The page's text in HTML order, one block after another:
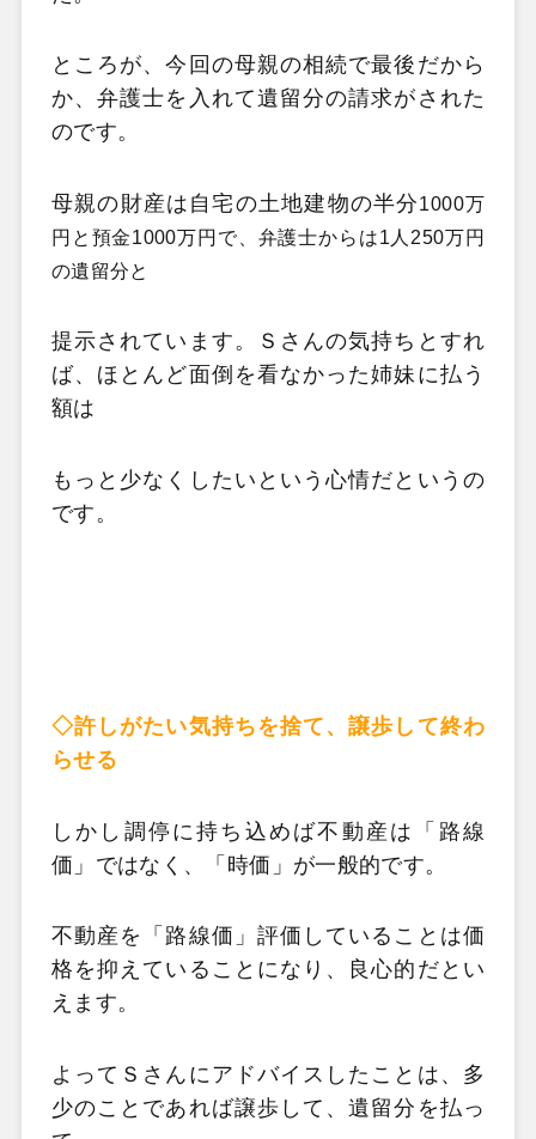
ところが、今回の母親の相続で最後だから
か、弁護士を入れて遺留分の請求がされた
のです。
母親の財産は自宅の土地建物の半分1000万
円と預金1000万円で、弁護士からは1人 250万円
の遺留分と
提示されています。Ｓさんの気持ちとすれ
ば、ほとんど面倒を看なかった姉妹に払う
額は
もっと少なくしたいという心情だというの
です。
◇許しがたい気持ちを捨て、譲歩して終わ
らせる
しかし調停に持ち込めば不動産は「路線
価」ではなく、「時価」が一般的です。
不動産を「路線価」評価していることは価
格を抑えていることになり、良心的だとい
えます。
よってＳさんにアドバイスしたことは、多
少のことであれば譲歩して、遺留分を払っ